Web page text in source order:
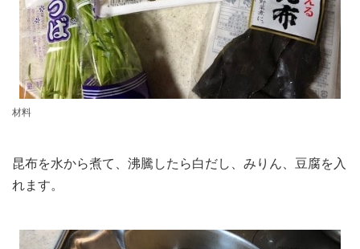
材料
昆布を水から煮て、沸騰したら白だし、みりん、豆腐を入
れます。